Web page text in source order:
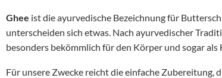
Ghee ist die ayurvedische Bezeichnung für
unterscheiden sich etwas. Nach ayurvedischer
besonders bekömmlich für den Körper und sogar
Für unsere Zwecke reicht die einfache Zubereitung,